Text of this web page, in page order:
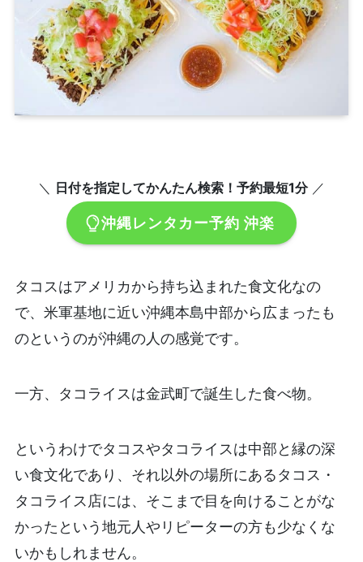
＼ 日付を指定してかんたん検索！予約最短1分／
沖縄レンタカー予約 沖楽
タコスはアメリカから持ち込まれた食文化なの
で、米軍基地に近い沖縄本島中部から広まったも
のというのが沖縄の人の感覚です。
一方、タコライスは金武町で誕生した食べ物。
というわけでタコスやタコライスは中部と縁の深
い食文化であり、それ以外の場所にあるタコス・
タコライス店には、そこまで目を向けることがな
かったという地元人やリピーターの方も少なくな
いかもしれません。